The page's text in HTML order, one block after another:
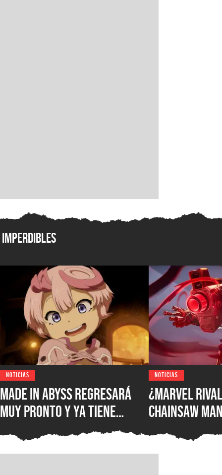
Imperdibles
NOTICIAS
Made in Abyss regresará
muy pronto y ya tiene
ventana de estreno, la
nueva película llegará a
NOTICIAS
¿Marvel
Chainsaw
comparan a
Demonio